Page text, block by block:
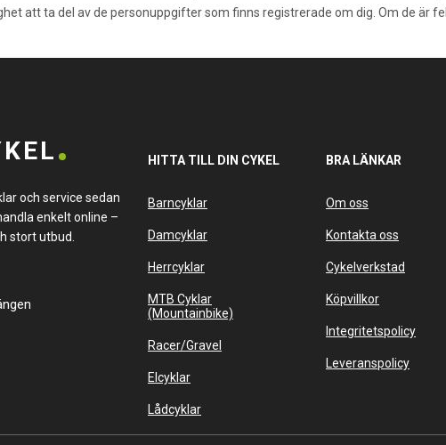
att ta del av de personuppgifter som finns registrerade om dig. Om de
och service sedan
enkelt online –
stort utbud.
HITTA TILL DIN CYKEL
Barncyklar
Damcyklar
Herrcyklar
MTB Cyklar
(Mountainbike)
Racer/Gravel
Elcyklar
Lådcyklar
BRA LÄNKAR
Om oss
Kontakta oss
Cykelverkstad
Köpvillkor
Integritetspolicy
Leveranspolicy